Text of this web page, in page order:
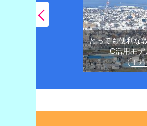
とっても便利な
C活用モデ
日帰